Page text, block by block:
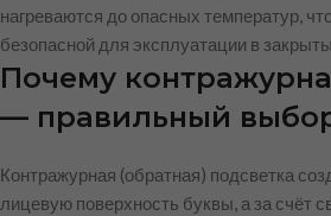
нагреваются до опасных температур,
безопасной для эксплуатации в
Почему
— правильный
Контражурная (обратная) подсветка
лицевую поверхность буквы, а за счёт